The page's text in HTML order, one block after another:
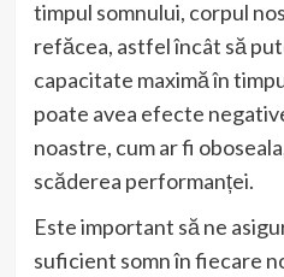
timpul somnului, corpul
refăcea, astfel încât să
capacitate maximă în
poate avea efecte
noastre, cum ar fi
scăderea performanței.
Este important să ne
suficient somn în fiecare